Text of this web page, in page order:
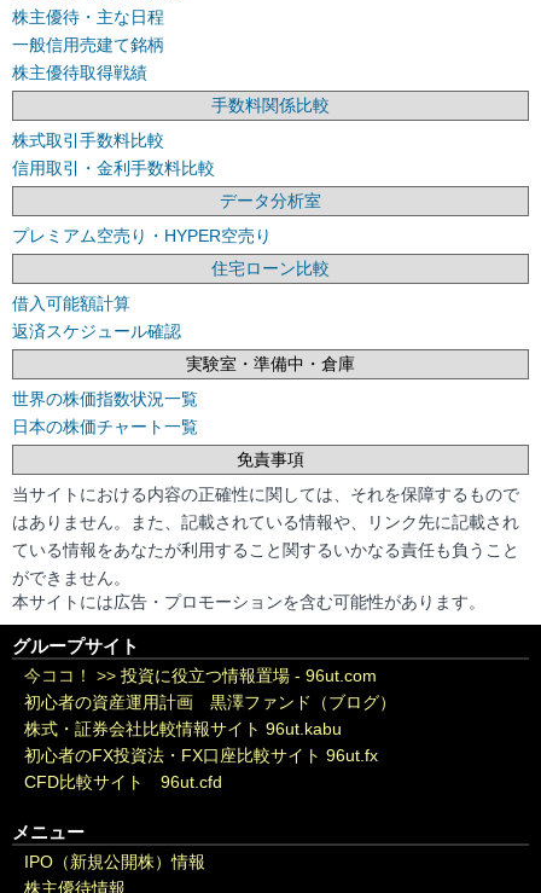
株主優待・主な日程
一般信用売建て銘柄
株主優待取得戦績
手数料関係比較
株式取引手数料比較
信用取引・金利手数料比較
データ分析室
プレミアム空売り・HYPER空売り
住宅ローン比較
借入可能額計算
返済スケジュール確認
実験室・準備中・倉庫
世界の株価指数状況一覧
日本の株価チャート一覧
免責事項
当サイトにおける内容の正確性に関しては、それを保障するもので
はありません。また、記載されている情報や、リンク先に記載され
ている情報をあなたが利用すること関するいかなる責任も負うこと
ができません。
本サイトには広告・プロモーションを含む可能性があります。
グループサイト
今ココ！ >> 投資に役立つ情報置場 - 96ut.com
初心者の資産運用計画 黒澤ファンド（ブログ）
株式・証券会社比較情報サイト 96ut.kabu
初心者のFX投資法・FX口座比較サイト 96ut.fx
CFD比較サイト 96ut.cfd
メニュー
IPO（新規公開株）情報
株主優待情報